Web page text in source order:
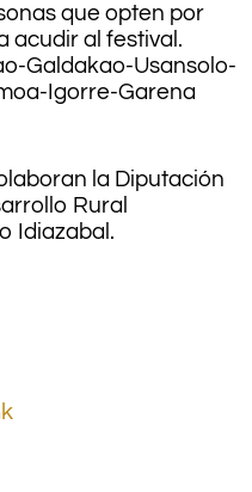
que opten por
acudir al festival.
Galdakao-Usansolo-
Igorre-Garena
la Diputación
Rural
Idiazabal.